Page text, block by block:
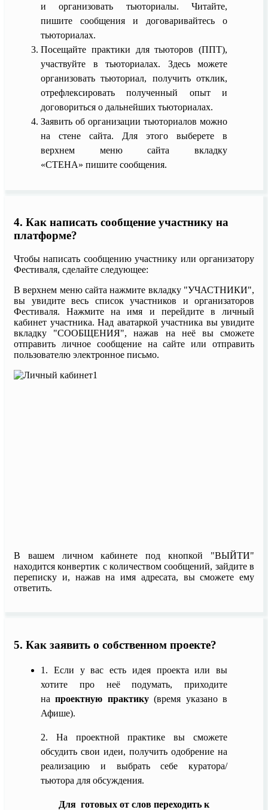
и организовать тьюториалы. Читайте,
пишите сообщения и договаривайтесь о
тьюториалах.
Посещайте практики для тьюторов (ППТ),
участвуйте в тьюториалах. Здесь можете
организовать тьюториал, получить отклик,
отрефлексировать полученный опыт и
договориться о дальнейших тьюториалах.
Заявить об организации тьюториалов можно
на стене сайта. Для этого выберете в
верхнем меню сайта вкладку
«СТЕНА» пишите сообщения.
4. Как написать сообщение участнику на
платформе?
Чтобы написать сообщению участнику или организатору
Фестиваля, сделайте следующее:
В верхнем меню сайта нажмите вкладку "УЧАСТНИКИ",
вы увидите весь список участников и организаторов
Фестиваля. Нажмите на имя и перейдите в личный
кабинет участника. Над аватаркой участника вы увидите
вкладку "СООБЩЕНИЯ", нажав на неё вы сможете
отправить личное сообщение на сайте или отправить
пользователю электронное письмо.
В вашем личном кабинете под кнопкой "ВЫЙТИ"
находится конвертик с количеством сообщений, зайдите в
переписку и, нажав на имя адресата, вы сможете ему
ответить.
5. Как заявить о собственном проекте?
1. Если у вас есть идея проекта или вы
хотите про неё подумать, приходите
напроектную практику(время указано в
Афише).
2. На проектной практике вы сможете
обсудить свои идеи, получить одобрение на
реализацию и выбрать себе куратора/
тьютора для обсуждения.
Для готовых от слов переходить к